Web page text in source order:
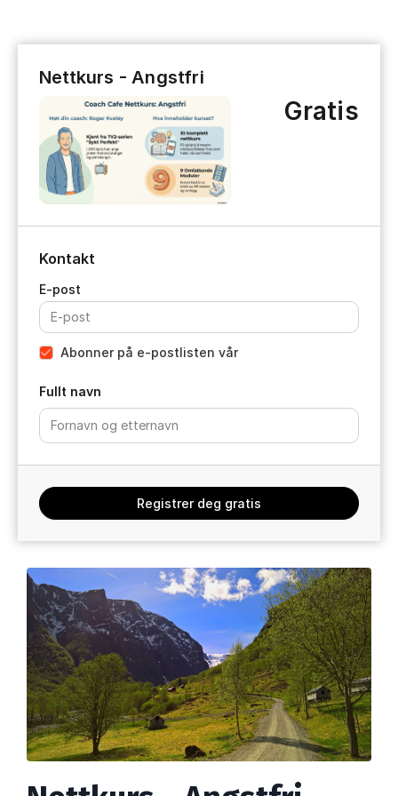
Nettkurs - Angstfri
Gratis
Kontakt
Abonner på e-postlisten vår
Fullt navn
Registrer deg gratis